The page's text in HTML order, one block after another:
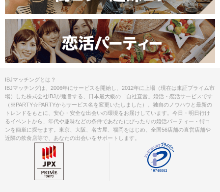
IBJマッチングとは？
IBJマッチングは、2006年にサービスを開始し、2012年に上場（現在は東証プライム市
場）した株式会社IBJが運営する、日本最大級の「自社直営」婚活・恋活サービスです
（※PARTY☆PARTYからサービス名を変更いたしました）。独自のノウハウと最新の
トレンドをもとに、安心・安全な出会いの環境をお届けしています。今日・明日行け
るイベントから、年代や趣味などの条件であなたにぴったりの婚活パーティー・街コ
ンを簡単に探せます。東京、大阪、名古屋、福岡をはじめ、全国56店舗の直営店舗や
近隣の飲食店等で、あなたの出会いをサポートします。